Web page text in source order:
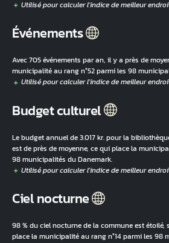
Événements
Avec 705 événements par an, il y a près de
municipalité au rang n°52 parmi les 98
Budget culturel
Le budget annuel de 3.017 kr. pour la
est de près de moyenne, ce qui place la
98 municipalités du Danemark.
Ciel nocturne
98 % du ciel nocturne de la commune est étoilé,
place la municipalité au rang n°14 parmi les 98